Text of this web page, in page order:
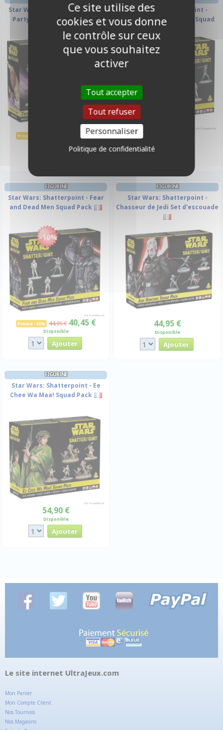
Star Wars: Shatterpoint - This
Party's Over Squad Pack
Promo -10% 40,45 €
Star Wars: Shatterpoint -
Fearless and Inventive Squad
FIGURINE
Star Wars: Shatterpoint - Fear
and Dead Men Squad Pack
-10%
Promo -10% 44,95 € 40,45 €
Disponible
FIGURINE
Star Wars: Shatterpoint -
Chasseur de Jedi Set d'escouade
44,95 €
Disponible
FIGURINE
Star Wars: Shatterpoint - Ee
Chee Wa Maa! Squad Pack
54,90 €
Disponible
Le site internet UltraJeux.com
Mon Panier
Mon Compte Client
Nos Tournois
Nos Magasins
Ce site utilise des
cookies et vous donne
le contrôle sur ceux
que vous souhaitez
activer
Tout accepter
Tout refuser
Personnaliser
Politique de confidentialité